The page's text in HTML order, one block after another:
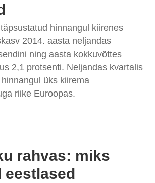
hinnangul kiirenes
2014. aasta neljandas
ning aasta kokkuvõttes
2,1 protsenti. Neljandas kvartalis
üks kiirema
riike Euroopas.
rahvas: miks
eestlased